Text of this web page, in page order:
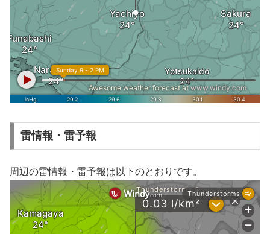
雷情報・雷予報
周辺の雷情報・雷予報は以下のとおりです。